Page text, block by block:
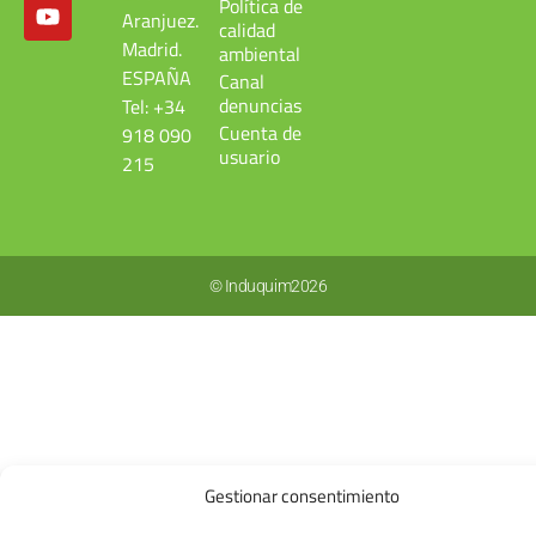
Gestionar consentimiento
Aranjuez.
Madrid.
ESPAÑA
Tel: +34
918 090
215
Política de
calidad
ambiental
Canal
denuncias
Cuenta de
usuario
© Induquim2026